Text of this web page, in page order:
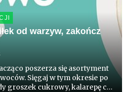
od warzyw, zakończ
poszerza się asortyment
Sięgaj w tym okresie po
groszek cukrowy, kalarepę czy